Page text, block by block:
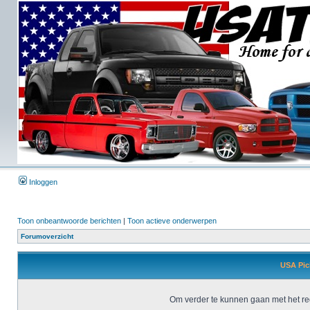
Inloggen
Toon onbeantwoorde berichten | Toon actieve onderwerpen
Forumoverzicht
USA
Om verder te kunnen gaan met het